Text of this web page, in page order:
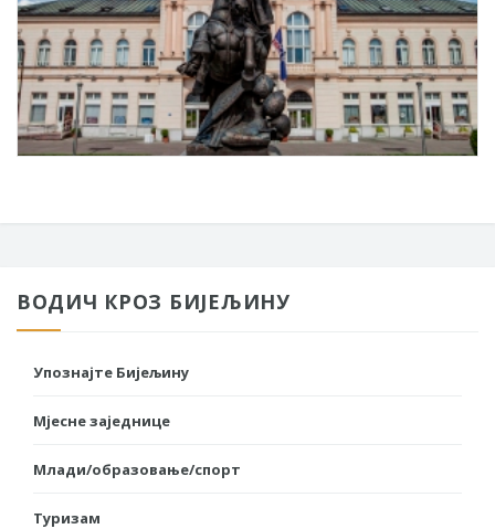
ВОДИЧ КРОЗ БИЈЕЉИНУ
Упознајте Бијељину
Мјесне заједнице
Млади/образовање/спорт
Туризам